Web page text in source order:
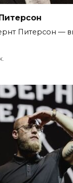
Питерсон —